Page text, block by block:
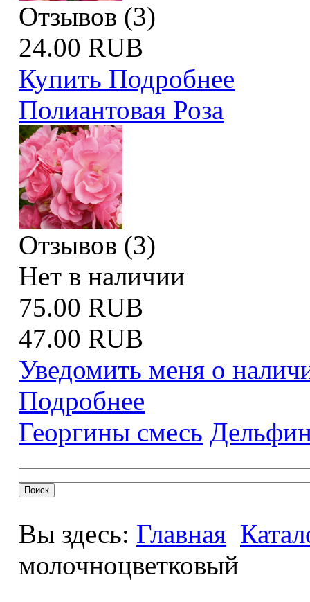
Отзывов (3)
24.00 RUB
Купить Подробнее
Полиантовая Роза
Отзывов (3)
Нет в наличии
75.00 RUB
47.00 RUB
Уведомить меня о
Подробнее
Георгины смесь
Вы здесь: Главная
молочноцветковый